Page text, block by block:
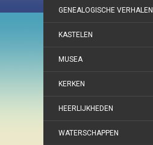
GENEALOGISCHE VERHALEN I
KASTELEN
MUSEA
KERKEN
HEERLIJKHEDEN
WATERSCHAPPEN